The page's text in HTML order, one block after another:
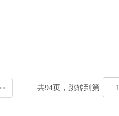
共94页，跳转到第